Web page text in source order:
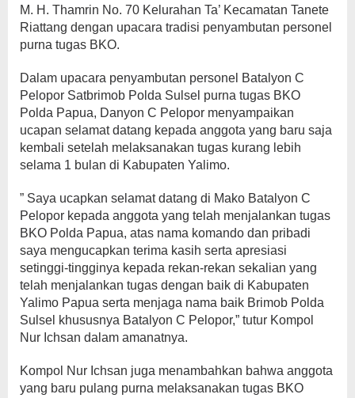
M. H. Thamrin No. 70 Kelurahan Ta’ Kecamatan Tanete
Riattang dengan upacara tradisi penyambutan personel
purna tugas BKO.
Dalam upacara penyambutan personel Batalyon C
Pelopor Satbrimob Polda Sulsel purna tugas BKO
Polda Papua, Danyon C Pelopor menyampaikan
ucapan selamat datang kepada anggota yang baru saja
kembali setelah melaksanakan tugas kurang lebih
selama 1 bulan di Kabupaten Yalimo.
” Saya ucapkan selamat datang di Mako Batalyon C
Pelopor kepada anggota yang telah menjalankan tugas
BKO Polda Papua, atas nama komando dan pribadi
saya mengucapkan terima kasih serta apresiasi
setinggi-tingginya kepada rekan-rekan sekalian yang
telah menjalankan tugas dengan baik di Kabupaten
Yalimo Papua serta menjaga nama baik Brimob Polda
Sulsel khususnya Batalyon C Pelopor,” tutur Kompol
Nur Ichsan dalam amanatnya.
Kompol Nur Ichsan juga menambahkan bahwa anggota
yang baru pulang purna melaksanakan tugas BKO